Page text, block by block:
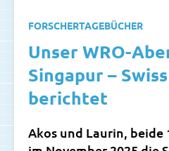
FORSCHERTAGEBÜCHER
Unser WRO-
Singapur –
berichtet
Akos und Laurin, beide